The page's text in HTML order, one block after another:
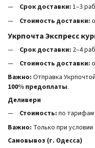
Срок доставки: 1–3
Стоимость доставки:
Укрпочта Экспресс
Срок доставки: 2–4
Стоимость доставки:
Важно: Отправка
100% предоплаты.
Деливери
Стоимость: по
Важно: Только при условии
Самовывоз (г. Одесса)